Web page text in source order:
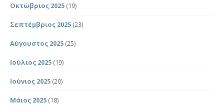
Οκτώβριος 2025 (19)
Σεπτέμβριος 2025 (23)
Αύγουστος 2025 (25)
Ιούλιος 2025 (19)
Ιούνιος 2025 (20)
Μάιος 2025 (18)